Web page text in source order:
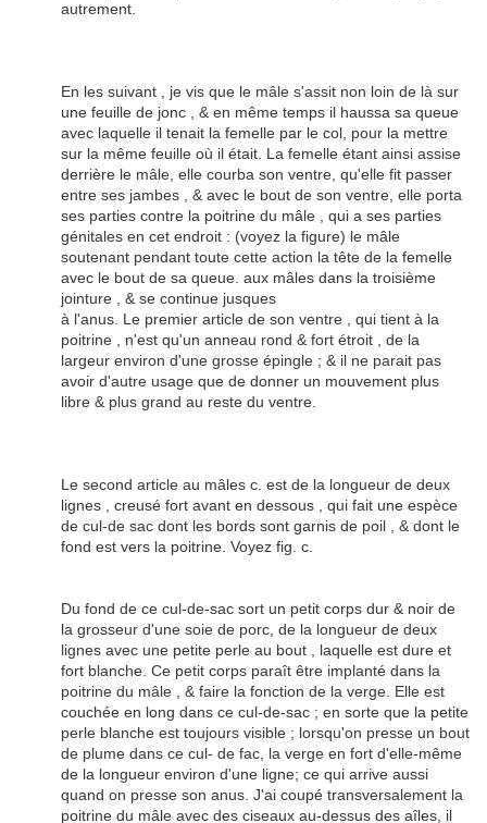
autrement.
En les suivant , je vis que le mâle s'assit non loin de là sur
une feuille de jonc , & en même temps il haussa sa queue
avec laquelle il tenait la femelle par le col, pour la mettre
sur la même feuille où il était. La femelle étant ainsi assise
derrière le mâle, elle courba son ventre, qu'elle fit passer
entre ses jambes , & avec le bout de son ventre, elle porta
ses parties contre la poitrine du mâle , qui a ses parties
génitales en cet endroit : (voyez la figure) le mâle
soutenant pendant toute cette action la tête de la femelle
avec le bout de sa queue. aux mâles dans la troisième
jointure , & se continue jusques
à l'anus. Le premier article de son ventre , qui tient à la
poitrine , n'est qu'un anneau rond & fort étroit , de la
largeur environ d'une grosse épingle ; & il ne parait pas
avoir d'autre usage que de donner un mouvement plus
libre & plus grand au reste du ventre.
Le second article au mâles c. est de la longueur de deux
lignes , creusé fort avant en dessous , qui fait une espèce
de cul-de sac dont les bords sont garnis de poil , & dont le
fond est vers la poitrine. Voyez fig. c.
Du fond de ce cul-de-sac sort un petit corps dur & noir de
la grosseur d'une soie de porc, de la longueur de deux
lignes avec une petite perle au bout , laquelle est dure et
fort blanche. Ce petit corps paraît être implanté dans la
poitrine du mâle , & faire la fonction de la verge. Elle est
couchée en long dans ce cul-de-sac ; en sorte que la petite
perle blanche est toujours visible ; lorsqu'on presse un bout
de plume dans ce cul- de fac, la verge en fort d'elle-même
de la longueur environ d'une ligne; ce qui arrive aussi
quand on presse son anus. J'ai coupé transversalement la
poitrine du mâle avec des ciseaux au-dessus des aîles, il